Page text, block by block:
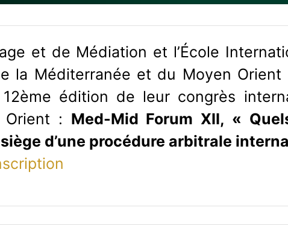
et de Médiation et l’École
la Méditerranée et du Moyen
édition de leur congrès
Orient : Med-Mid Forum XII, «
d’une procédure arbitrale